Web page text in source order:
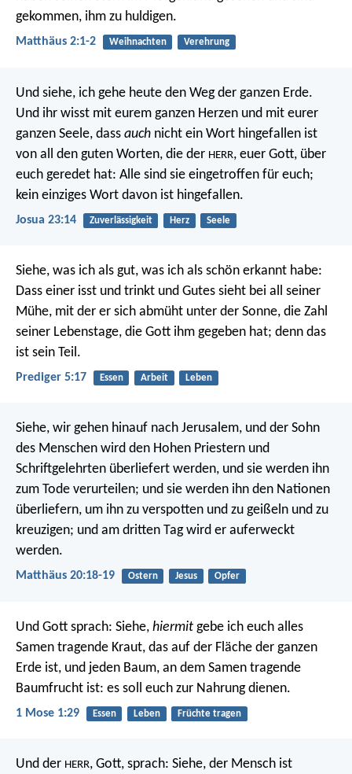
gekommen, ihm zu huldigen.
Matthäus 2:1-2 Weihnachten Verehrung
Und siehe, ich gehe heute den Weg der ganzen Erde.
Und ihr wisst mit eurem ganzen Herzen und mit eurer
ganzen Seele, dass auch nicht ein Wort hingefallen ist
von all den guten Worten, die der HERR, euer Gott, über
euch geredet hat: Alle sind sie eingetroffen für euch;
kein einziges Wort davon ist hingefallen.
Josua 23:14 Zuverlässigkeit Herz Seele
Siehe, was ich als gut, was ich als schön erkannt habe:
Dass einer isst und trinkt und Gutes sieht bei all seiner
Mühe, mit der er sich abmüht unter der Sonne, die Zahl
seiner Lebenstage, die Gott ihm gegeben hat; denn das
ist sein Teil.
Prediger 5:17 Essen Arbeit Leben
Siehe, wir gehen hinauf nach Jerusalem, und der Sohn
des Menschen wird den Hohen Priestern und
Schriftgelehrten überliefert werden, und sie werden ihn
zum Tode verurteilen; und sie werden ihn den Nationen
überliefern, um ihn zu verspotten und zu geißeln und zu
kreuzigen; und am dritten Tag wird er auferweckt
werden.
Matthäus 20:18-19 Ostern Jesus Opfer
Und Gott sprach: Siehe, hiermit gebe ich euch alles
Samen tragende Kraut, das auf der Fläche der ganzen
Erde ist, und jeden Baum, an dem Samen tragende
Baumfrucht ist: es soll euch zur Nahrung dienen.
1 Mose 1:29 Essen Leben Früchte tragen
Und der HERR, Gott, sprach: Siehe, der Mensch ist